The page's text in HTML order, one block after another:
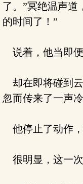
了。”冥绝温声道
的时间了！”
说着，他当即便
却在即将碰到云
忽而传来了一声冷
他停止了动作，
很明显，这一次